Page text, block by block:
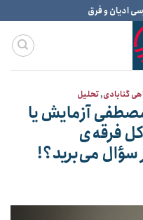
ادیان و فرق
گنابادی,تحلیل
آزمایش یا
فرقه‌ی
سؤال می‌برید؟!